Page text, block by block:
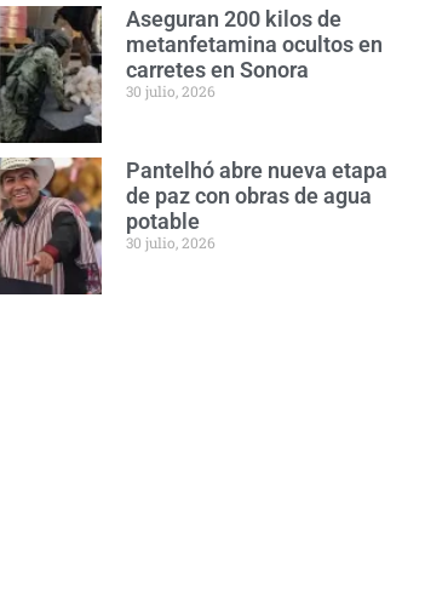
Aseguran 200 kilos de
metanfetamina ocultos en
carretes en Sonora
30 julio, 2026
Pantelhó abre nueva etapa
de paz con obras de agua
potable
30 julio, 2026